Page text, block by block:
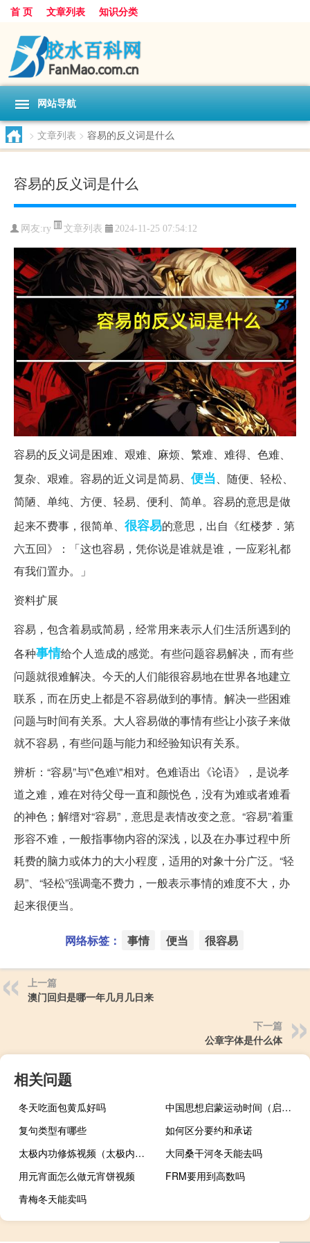
首 页 文章列表 知识分类
网站导航
> 文章列表 > 容易的反义词是什么
容易的反义词是什么
网友:ry 文章列表 2024-11-25 07:54:12
容易的反义词是困难、艰难、麻烦、繁难、难得、色难、
复杂、艰难。容易的近义词是简易、 便当、随便、轻松、
简陋、单纯、方便、轻易、便利、简单。容易的意思是做
起来不费事，很简单、 很容易的意思，出自《红楼梦．第
六五回》：「这也容易，凭你说是谁就是谁，一应彩礼都
有我们置办。」
资料扩展
容易，包含着易或简易，经常用来表示人们生活所遇到的
各种事情给个人造成的感觉。有些问题容易解决，而有些
问题就很难解决。今天的人们能很容易地在世界各地建立
联系，而在历史上都是不容易做到的事情。解决一些困难
问题与时间有关系。大人容易做的事情有些让小孩子来做
就不容易，有些问题与能力和经验知识有关系。
辨析：“容易”与\"色难\"相对。色难语出《论语》，是说孝
道之难，难在对待父母一直和颜悦色，没有为难或者难看
的神色；解缙对“容易”，意思是表情改变之意。“容易”着重
形容不难，一般指事物内容的深浅，以及在办事过程中所
耗费的脑力或体力的大小程度，适用的对象十分广泛。“轻
易”、“轻松”强调毫不费力，一般表示事情的难度不大，办
起来很便当。
网络标签： 事情 便当 很容易
上一篇
澳门回归是哪一年几月几日来
下一篇
公章字体是什么体
相关问题
冬天吃面包黄瓜好吗
中国思想启蒙运动时间（启蒙运动时间）
复句类型有哪些
如何区分要约和承诺
太极内功修炼视频（太极内功筑基）
大同桑干河冬天能去吗
用元宵面怎么做元宵饼视频
FRM要用到高数吗
青梅冬天能卖吗